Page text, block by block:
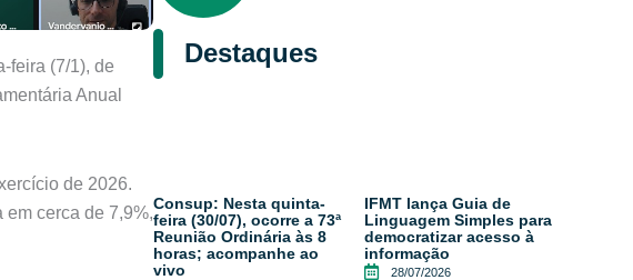
feira (7/1), de
Anual
de 2026.
cerca de 7,9%,
Destaques
Consup: Nesta quinta-
feira (30/07), ocorre a 73ª
Reunião Ordinária às 8
horas; acompanhe ao
vivo
IFMT lança Guia de
Linguagem Simples para
democratizar acesso à
informação
28/07/2026